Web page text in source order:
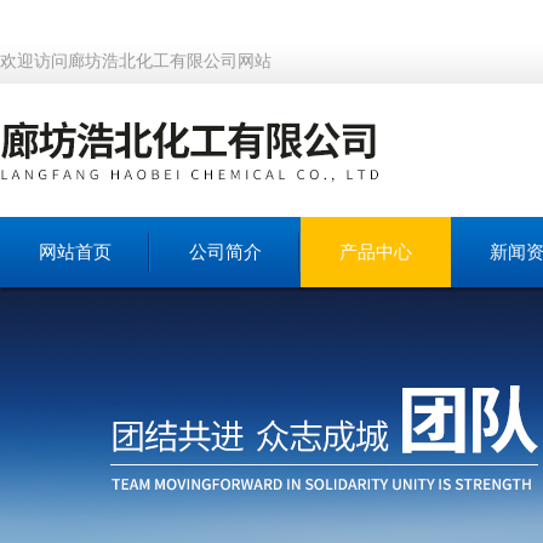
欢迎访问廊坊浩北化工有限公司网站
网站首页 公司简介 产品中心 新闻